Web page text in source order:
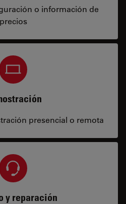
o información de
precios
presencial o remota
y reparación